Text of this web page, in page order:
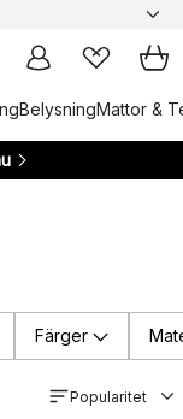
BelysningMattor &
Färger
Popularitet